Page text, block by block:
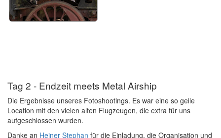
Tag 2 - Endzeit meets Metal Airship
Die Ergebnisse unseres Fotoshootings. Es war eine so geile
Location mit den vielen alten Flugzeugen, die extra für uns
aufgeschlossen wurden.
Danke an Heiner Stephan für die Einladung, die Organisation und